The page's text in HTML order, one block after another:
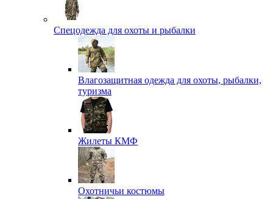
Спецодежда для охоты и рыбалки
Влагозащитная одежда для охоты, рыбалки,
туризма
Жилеты КМФ
Охотничьи костюмы